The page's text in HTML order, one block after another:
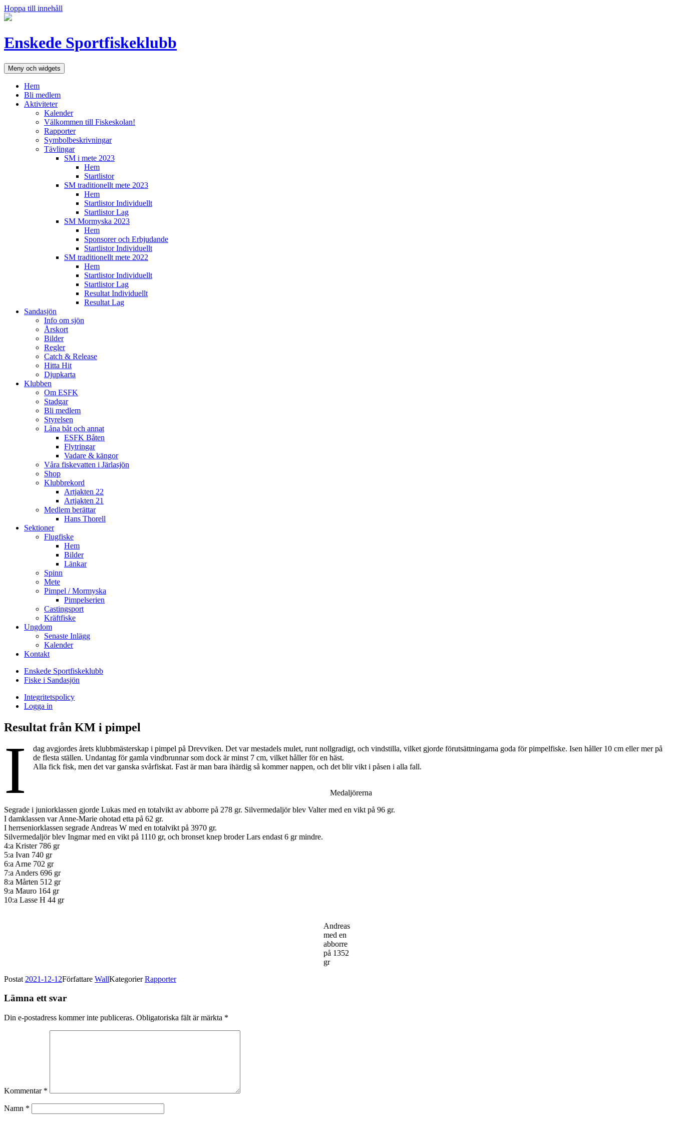
Hoppa till innehåll
Enskede Sportfiskeklubb
Meny och widgets
Hem
Bli medlem
Aktiviteter
Kalender
Välkommen till Fiskeskolan!
Rapporter
Symbolbeskrivningar
Tävlingar
SM i mete 2023
Hem
Startlistor
SM traditionellt mete 2023
Hem
Startlistor Individuellt
Startlistor Lag
SM Mormyska 2023
Hem
Sponsorer och Erbjudande
Startlistor Individuellt
SM traditionellt mete 2022
Hem
Startlistor Individuellt
Startlistor Lag
Resultat Individuellt
Resultat Lag
Sandasjön
Info om sjön
Årskort
Bilder
Regler
Catch & Release
Hitta Hit
Djupkarta
Klubben
Om ESFK
Stadgar
Bli medlem
Styrelsen
Låna båt och annat
ESFK Båten
Flytringar
Vadare & kängor
Våra fiskevatten i Järlasjön
Shop
Klubbrekord
Artjakten 22
Artjakten 21
Medlem berättar
Hans Thorell
Sektioner
Flugfiske
Hem
Bilder
Länkar
Spinn
Mete
Pimpel / Mormyska
Pimpelserien
Castingsport
Kräftfiske
Ungdom
Senaste Inlägg
Kalender
Kontakt
Enskede Sportfiskeklubb
Fiske i Sandasjön
Integritetspolicy
Logga in
Resultat från KM i pimpel
I
dag avgjordes årets klubbmästerskap i pimpel på Drevviken. Det var mestadels mulet, runt nollgradigt, och vindstilla, vilket gjorde förutsättningarna goda för pimpelfiske. Isen håller 10 cm eller mer på
de flesta ställen. Undantag för gamla vindbrunnar som dock är minst 7 cm, vilket håller för en häst.
Alla fick fisk, men det var ganska svårfiskat. Fast är man bara ihärdig så kommer nappen, och det blir vikt i påsen i alla fall.
Medaljörerna
Segrade i juniorklassen gjorde Lukas med en totalvikt av abborre på 278 gr. Silvermedaljör blev Valter med en vikt på 96 gr.
I damklassen var Anne-Marie ohotad etta på 62 gr.
I herrseniorklassen segrade Andreas W med en totalvikt på 3970 gr.
Silvermedaljör blev Ingmar med en vikt på 1110 gr, och bronset knep broder Lars endast 6 gr mindre.
4:a Krister 786 gr
5:a Ivan 740 gr
6:a Arne 702 gr
7:a Anders 696 gr
8:a Mårten 512 gr
9:a Mauro 164 gr
10:a Lasse H 44 gr
Andreas
med en
abborre
på 1352
gr
Postat 2021-12-12Författare WallKategorierRapporter
Lämna ett svar
Din e-postadress kommer inte publiceras. Obligatoriska fält är märkta *
Kommentar *
Namn *